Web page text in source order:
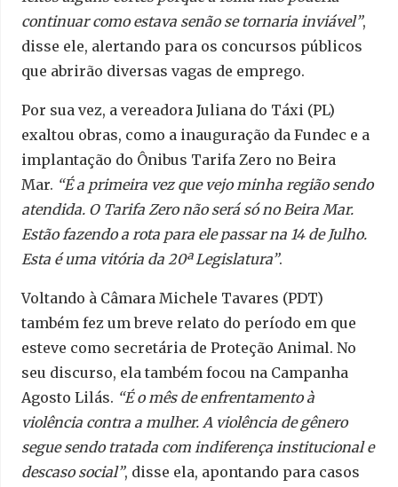
continuar como estava senão se tornaria inviável”,
disse ele, alertando para os concursos públicos
que abrirão diversas vagas de emprego.
Por sua vez, a vereadora Juliana do Táxi (PL)
exaltou obras, como a inauguração da Fundec e a
implantação do Ônibus Tarifa Zero no Beira
Mar. “É a primeira vez que vejo minha região sendo
atendida. O Tarifa Zero não será só no Beira Mar.
Estão fazendo a rota para ele passar na 14 de Julho.
Esta é uma vitória da 20ª Legislatura”.
Voltando à Câmara Michele Tavares (PDT)
também fez um breve relato do período em que
esteve como secretária de Proteção Animal. No
seu discurso, ela também focou na Campanha
Agosto Lilás. “É o mês de enfrentamento à
violência contra a mulher. A violência de gênero
segue sendo tratada com indiferença institucional e
descaso social”, disse ela, apontando para casos